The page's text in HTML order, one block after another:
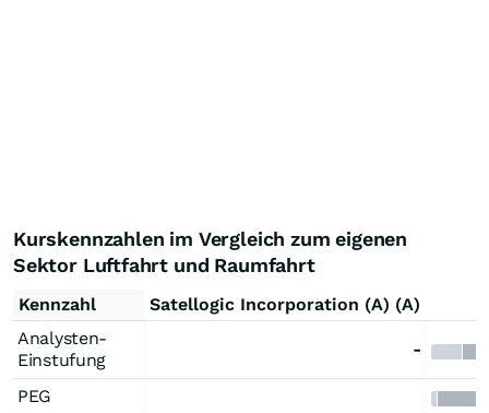
Kurskennzahlen im Vergleich zum eigenen
Sektor Luftfahrt und Raumfahrt
Kennzahl
Satellogic Incorporation (A) (A)
Analysten-
Einstufung
-
PEG